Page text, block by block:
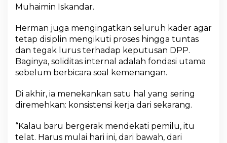
Muhaimin Iskandar.
Herman juga mengingatkan seluruh kader agar
tetap disiplin mengikuti proses hingga tuntas
dan tegak lurus terhadap keputusan DPP.
Baginya, soliditas internal adalah fondasi utama
sebelum berbicara soal kemenangan.
Di akhir, ia menekankan satu hal yang sering
diremehkan: konsistensi kerja dari sekarang.
“Kalau baru bergerak mendekati pemilu, itu
telat. Harus mulai hari ini, dari bawah, dari